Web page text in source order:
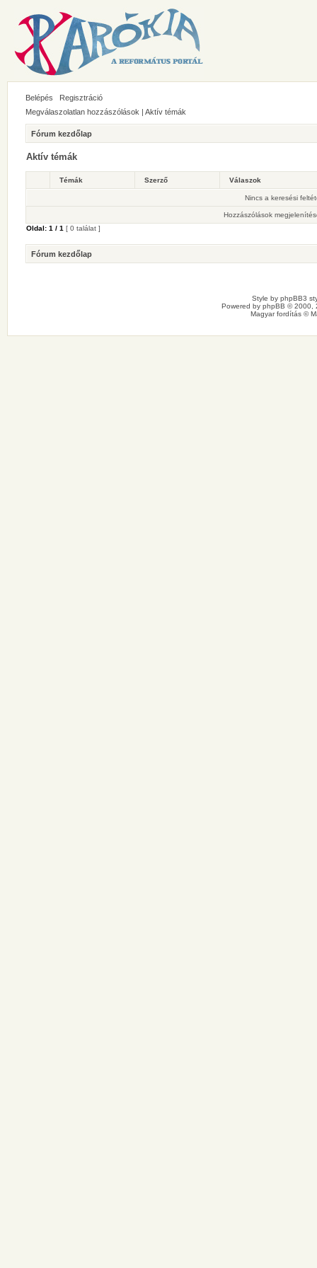
Belépés
Regisztráció
Megválaszolatlan hozzászólások | Aktív témák
Fórum kezdőlap
Aktív témák
Témák Szerző Válaszok
Nincs a keresési
Hozzászólások
Oldal: 1 / 1 [ 0 találat ]
Fórum kezdőlap
Style by phpBB3
Powered by phpBB © 2000,
Magyar fordítás ©